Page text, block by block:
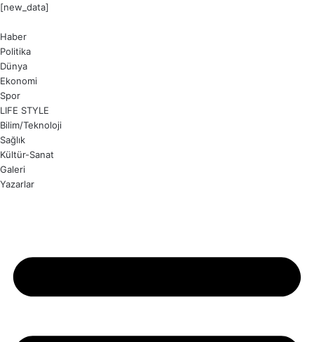
[new_data]
Haber
Politika
Dünya
Ekonomi
Spor
LIFE STYLE
Bilim/Teknoloji
Sağlık
Kültür-Sanat
Galeri
Yazarlar